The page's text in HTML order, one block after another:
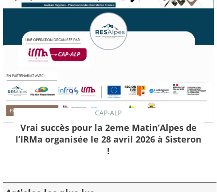
CAP-ALP
Vrai succès pour la 2eme Matin’Alpes de
l’IRMa organisée le 28 avril 2026 à Sisteron
!